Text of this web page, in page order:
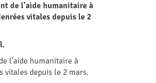
de l’aide humanitaire à
vitales depuis le 2
l’aide humanitaire à
vitales depuis le 2 mars.